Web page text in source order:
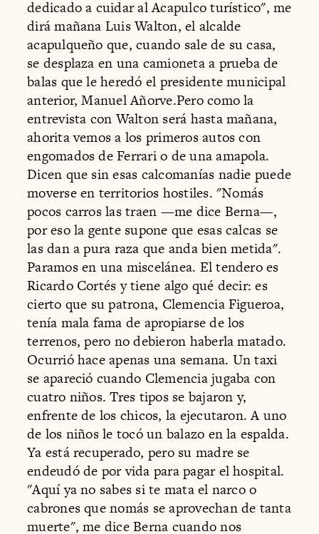
dedicado a cuidar al Acapulco turístico", me
dirá mañana Luis Walton, el alcalde
acapulqueño que, cuando sale de su casa,
se desplaza en una camioneta a prueba de
balas que le heredó el presidente municipal
anterior, Manuel Añorve.Pero como la
entrevista con Walton será hasta mañana,
ahorita vemos a los primeros autos con
engomados de Ferrari o de una amapola.
Dicen que sin esas calcomanías nadie puede
moverse en territorios hostiles. "Nomás
pocos carros las traen —me dice Berna—,
por eso la gente supone que esas calcas se
las dan a pura raza que anda bien metida".
Paramos en una miscelánea. El tendero es
Ricardo Cortés y tiene algo qué decir: es
cierto que su patrona, Clemencia Figueroa,
tenía mala fama de apropiarse de los
terrenos, pero no debieron haberla matado.
Ocurrió hace apenas una semana. Un taxi
se apareció cuando Clemencia jugaba con
cuatro niños. Tres tipos se bajaron y,
enfrente de los chicos, la ejecutaron. A uno
de los niños le tocó un balazo en la espalda.
Ya está recuperado, pero su madre se
endeudó de por vida para pagar el hospital.
"Aquí ya no sabes si te mata el narco o
cabrones que nomás se aprovechan de tanta
muerte", me dice Berna cuando nos